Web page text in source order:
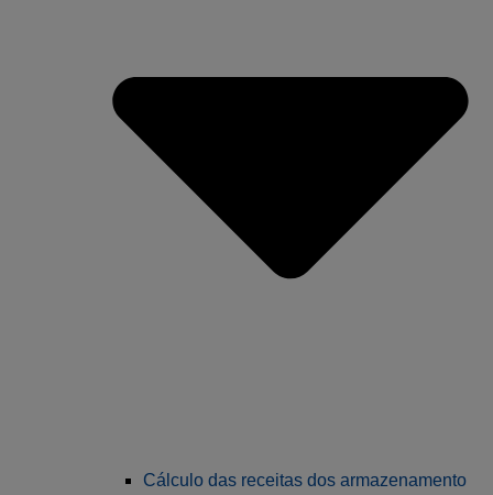
Cálculo das receitas dos armazenamento